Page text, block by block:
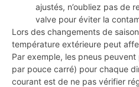
ajustés, n’oubliez pas de
valve pour éviter la
Lors des changements de
température extérieure peut
Par exemple, les pneus peuvent
par pouce carré) pour chaque
courant est de ne pas vérifier